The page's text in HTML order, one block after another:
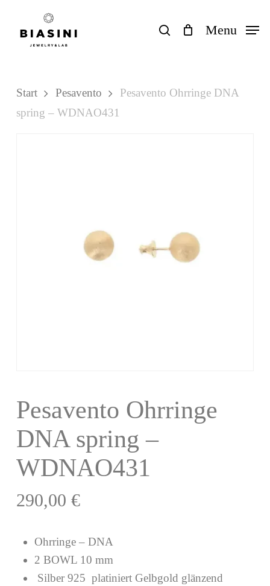
search Menu
Einkaufswagen
Close
Cart
Start Pesavento
Pesavento Ohrringe DNA
spring – WDNAO431
Pesavento Ohrringe
DNA spring –
WDNAO431
290,00 €
Ohrringe – DNA
2 BOWL 10 mm
Silber 925 platiniert Gelbgold glänzend